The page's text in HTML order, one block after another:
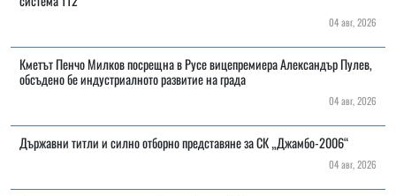
04 авг, 2026
Кметът Пенчо Милков посрещна в Русе вицепремиера Александър Пулев,
обсъдено бе индустриалното развитие на града
04 авг, 2026
Държавни титли и силно отборно представяне за СК „Джамбо-2006“
04 авг, 2026